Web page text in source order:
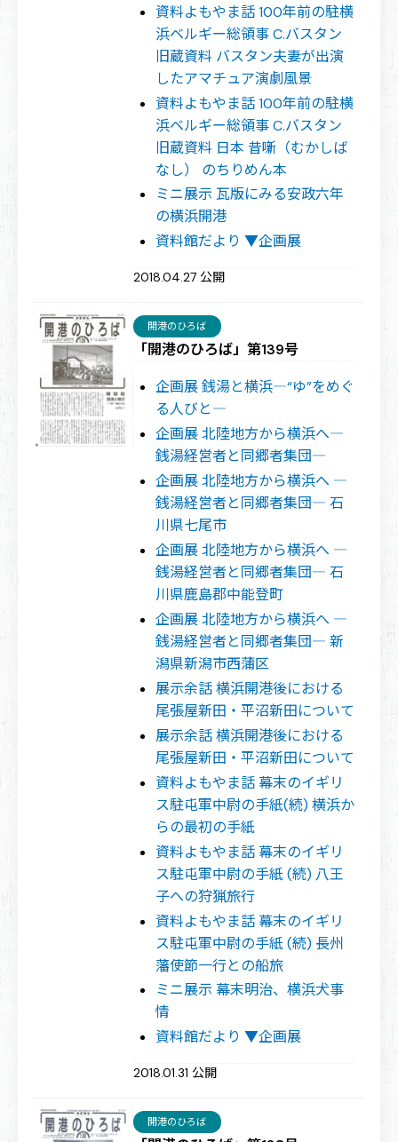
資料よもやま話 100年前の駐横
浜ベルギー総領事 C.バスタン
旧蔵資料 バスタン夫妻が出演
したアマチュア演劇風景
資料よもやま話 100年前の駐横
浜ベルギー総領事 C.バスタン
旧蔵資料 日本 昔噺（むかしば
なし） のちりめん本
ミニ展示 瓦版にみる安政六年
の横浜開港
資料館だより ▼企画展
2018.04.27 公開
「開港のひろば」第139号
開港のひろば
企画展 銭湯と横浜―“ゆ”をめぐ
る人びと―
企画展 北陸地方から横浜へ―
銭湯経営者と同郷者集団―
企画展 北陸地方から横浜へ ―
銭湯経営者と同郷者集団― 石
川県七尾市
企画展 北陸地方から横浜へ ―
銭湯経営者と同郷者集団― 石
川県鹿島郡中能登町
企画展 北陸地方から横浜へ ―
銭湯経営者と同郷者集団― 新
潟県新潟市西蒲区
展示余話 横浜開港後における
尾張屋新田・平沼新田について
展示余話 横浜開港後における
尾張屋新田・平沼新田について
資料よもやま話 幕末のイギリ
ス駐屯軍中尉の手紙(続) 横浜か
らの最初の手紙
資料よもやま話 幕末のイギリ
ス駐屯軍中尉の手紙 (続) 八王
子への狩猟旅行
資料よもやま話 幕末のイギリ
ス駐屯軍中尉の手紙 (続) 長州
藩使節一行との船旅
ミニ展示 幕末明治、横浜犬事
情
資料館だより ▼企画展
2018.01.31 公開
開港のひろば